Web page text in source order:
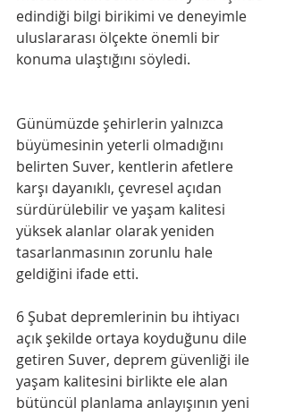
edindiği bilgi birikimi ve deneyimle
uluslararası ölçekte önemli bir
konuma ulaştığını söyledi.
Günümüzde şehirlerin yalnızca
büyümesinin yeterli olmadığını
belirten Suver, kentlerin afetlere
karşı dayanıklı, çevresel açıdan
sürdürülebilir ve yaşam kalitesi
yüksek alanlar olarak yeniden
tasarlanmasının zorunlu hale
geldiğini ifade etti.
6 Şubat depremlerinin bu ihtiyacı
açık şekilde ortaya koyduğunu dile
getiren Suver, deprem güvenliği ile
yaşam kalitesini birlikte ele alan
bütüncül planlama anlayışının yeni